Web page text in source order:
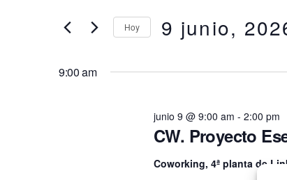
9
junio,
búsqueda
y
Busca
la
Hoy 9 junio,
9:00 am
CW. Proyecto
junio 9 @ 9:00 am - 2:00 pm
Coworking, 4ª planta de